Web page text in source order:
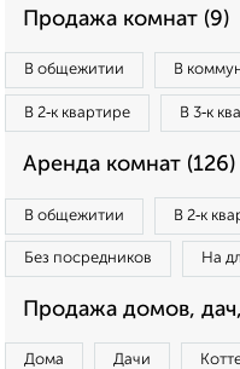
Продажа комнат (9)
В общежитии В
В 2‑к квартире В 3‑к
Аренда комнат (126)
В общежитии В 2‑к
Без посредников На
Продажа домов,
Дома Дачи